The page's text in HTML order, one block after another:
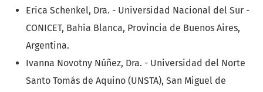
Erica Schenkel, Dra. - Universidad Nacional del Sur -
CONICET, Bahía Blanca, Provincia de Buenos Aires,
Argentina.
Ivanna Novotny Núñez, Dra. - Universidad del Norte
Santo Tomás de Aquino (UNSTA), San Miguel de